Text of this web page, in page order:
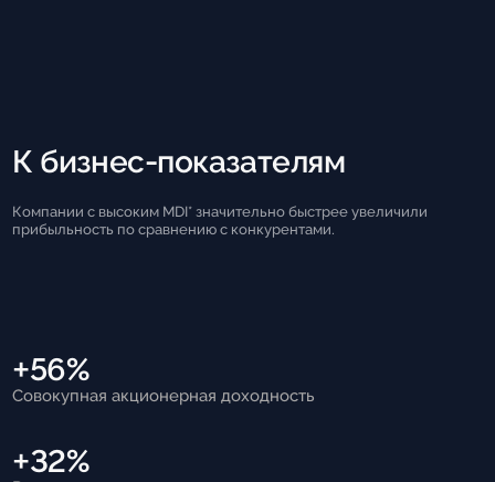
К бизнес-показателям
Компании с высоким MDI* значительно быстрее увеличили
прибыльность по сравнению с конкурентами.
+56%
Совокупная акционерная доходность
+32%